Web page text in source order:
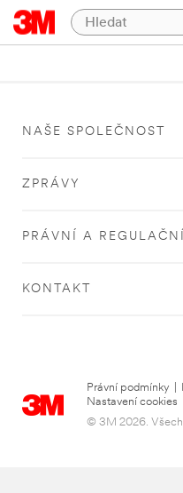
NAŠE SPOLEČNOST
ZPRÁVY
PRÁVNÍ A
KONTAKT
Právní podmínky
Nastavení cookies
© 3M 2026.